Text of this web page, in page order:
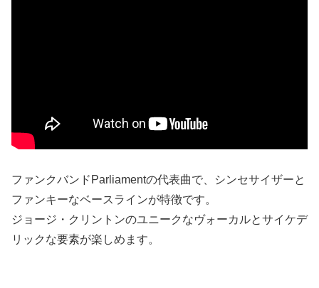
ファンクバンドParliamentの代表曲で、シンセサイザーと
ファンキーなベースラインが特徴です。
ジョージ・クリントンのユニークなヴォーカルとサイケデ
リックな要素が楽しめます。